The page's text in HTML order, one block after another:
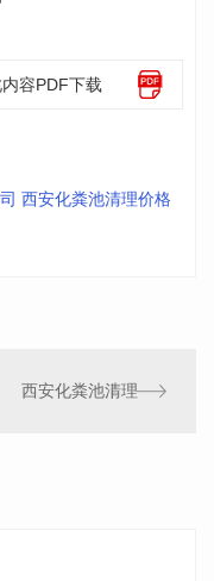
内容PDF下载
西安化粪池清理价格
西安化粪池清理